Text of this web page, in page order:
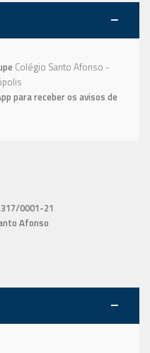
Colégio Santo Afonso -
para receber os avisos de
0001-21
Afonso